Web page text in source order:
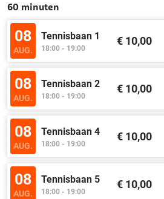
60 minuten
08
AUG.
Tennisbaan 1
18:00 - 19:00
€ 10,00
08
AUG.
Tennisbaan 2
18:00 - 19:00
€ 10,00
08
AUG.
Tennisbaan 4
18:00 - 19:00
€ 10,00
08
AUG.
Tennisbaan 5
18:00 - 19:00
€ 10,00